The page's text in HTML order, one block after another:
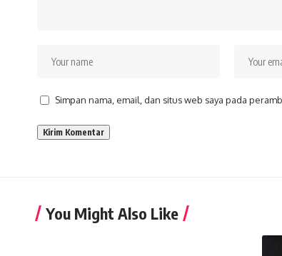
Simpan nama, email, dan situs web saya pada
You Might Also Like